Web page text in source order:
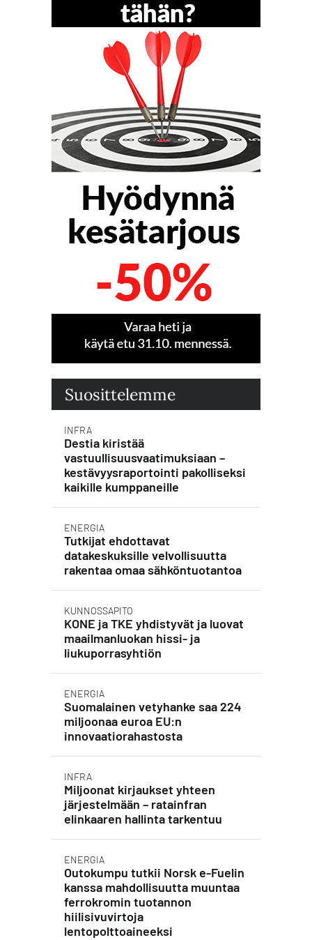
Suosittelemme
INFRA
Destia kiristää
vastuullisuusvaatimuksiaan –
kestävyysraportointi pakolliseksi
kaikille kumppaneille
ENERGIA
Tutkijat ehdottavat
datakeskuksille velvollisuutta
rakentaa omaa sähköntuotantoa
KUNNOSSAPITO
KONE ja TKE yhdistyvät ja luovat
maailmanluokan hissi- ja
liukuporrasyhtiön
ENERGIA
Suomalainen vetyhanke saa 224
miljoonaa euroa EU:n
innovaatiorahastosta
INFRA
Miljoonat kirjaukset yhteen
järjestelmään – ratainfran
elinkaaren hallinta tarkentuu
ENERGIA
Outokumpu tutkii Norsk e-Fuelin
kanssa mahdollisuutta muuntaa
ferrokromin tuotannon
hiilisivuvirtoja
lentopolttoaineeksi